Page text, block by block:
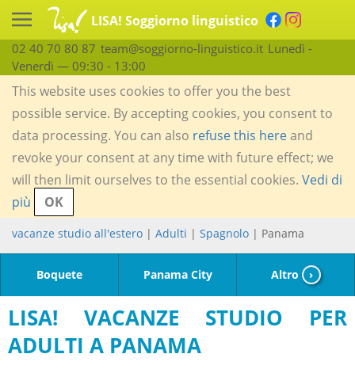
LISA! Soggiorno linguistico
02 40 70 80 87 team@soggiorno-linguistico.it Lunedì -
Venerdì — 09:30 - 13:00
This website uses cookies to offer you the best
possible service. By accepting cookies, you consent to
data processing. You can also refuse this hereand
revoke your consent at any time with future effect; we
will then limit ourselves to the essential cookies. Vedi di
più
OK
vacanze studio all'estero | Adulti | Spagnolo | Panama
Boquete Panama City Altro ›
LISA! VACANZE STUDIO PER
ADULTI A PANAMA